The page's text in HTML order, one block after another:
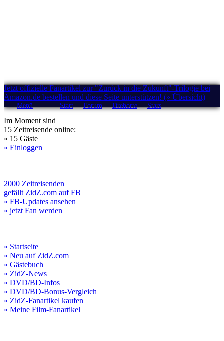
Jetzt offizielle Fanartikel zur "Zurück in die Zukunft"-Trilogie bei
Amazon.de bestellen und diese Seite unterstützen! (» Übersicht)
Menü Start Forum Drehorte Stars
Im Moment sind
15 Zeitreisende online:
» 15 Gäste
» Einloggen
2000 Zeitreisenden
gefällt ZidZ.com auf FB
» FB-Updates ansehen
» jetzt Fan werden
» Startseite
» Neu auf ZidZ.com
» Gästebuch
» ZidZ-News
» DVD/BD-Infos
» DVD/BD-Bonus-Vergleich
» ZidZ-Fanartikel kaufen
» Meine Film-Fanartikel